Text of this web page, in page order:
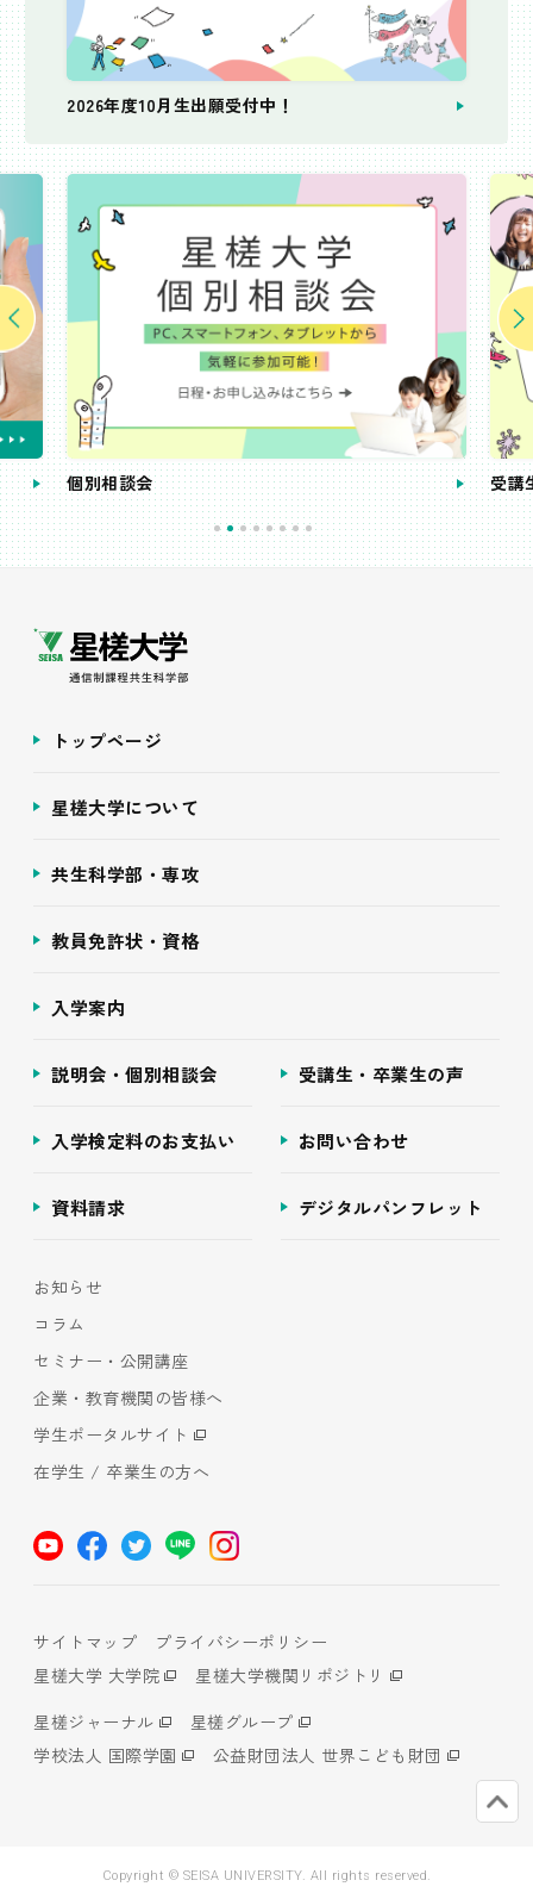
2026年度10月生出願受付中！
個別相談会 受講
トップページ
星槎大学について
共生科学部・専攻
教員免許状・資格
入学案内
説明会・個別相談会 受講生・卒業生の声
入学検定料のお支払い お問い合わせ
資料請求 デジタルパンフレット
お知らせ
コラム
セミナー・公開講座
企業・教育機関の皆様へ
学生ポータルサイト
在学生 / 卒業生の方へ
サイトマップ
プライバシーポリシー
星槎大学 大学院
星槎大学機関リポジトリ
星槎ジャーナル
星槎グループ
学校法人 国際学園
公益財団法人 世界こども財団
Copyright © SEISA UNIVERSITY. All rights reserved.